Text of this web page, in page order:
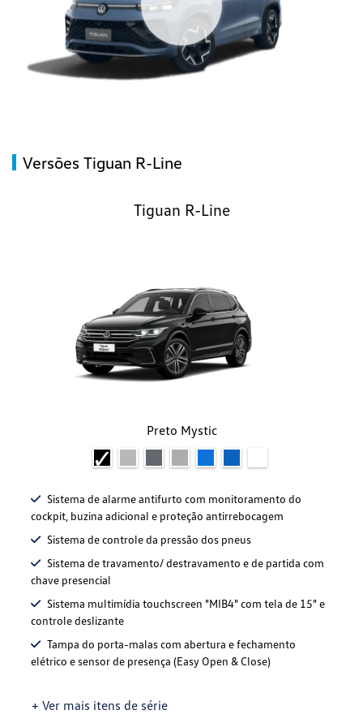
Versões Tiguan R-Line
Tiguan R-Line
Preto Mystic
Sistema de alarme antifurto com monitoramento do
cockpit, buzina adicional e proteção antirrebocagem
Sistema de controle da pressão dos pneus
Sistema de travamento/ destravamento e de partida com
chave presencial
Sistema multimídia touchscreen "MIB4" com tela de 15" e
controle deslizante
Tampa do porta-malas com abertura e fechamento
elétrico e sensor de presença (Easy Open & Close)
+ Ver mais itens de série